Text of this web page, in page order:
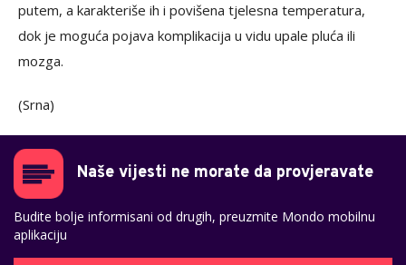
putem, a karakteriše ih i povišena tjelesna temperatura,
dok je moguća pojava komplikacija u vidu upale pluća ili
mozga.
(Srna)
Naše vijesti ne morate da provjeravate
Budite bolje informisani od drugih, preuzmite Mondo mobilnu
aplikaciju